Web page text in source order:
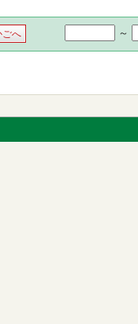
ごへ ～